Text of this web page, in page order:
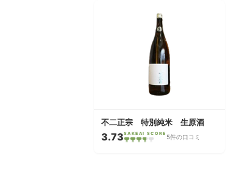
不二正宗 特別純米 生原酒
3.73SAKEAI SCORE 5件の口コミ